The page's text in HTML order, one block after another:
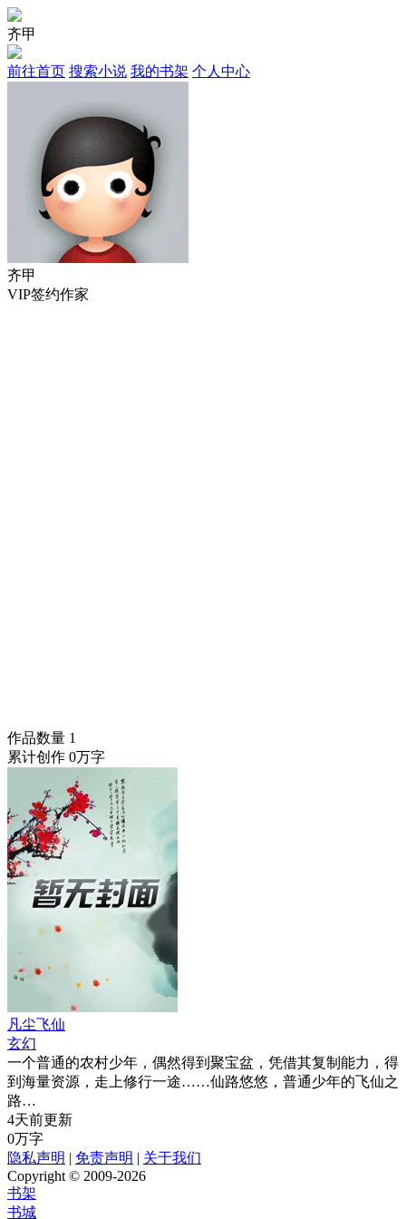
齐甲
前往首页 搜索小说 我的书架 个人中心
齐甲
VIP签约作家
作品数量 1
累计创作 0万字
凡尘飞仙
玄幻
一个普通的农村少年，偶然得到聚宝盆，凭借其复制能力，得
到海量资源，走上修行一途……仙路悠悠，普通少年的飞仙之
路…
4天前更新
0万字
隐私声明 | 免责声明 | 关于我们
Copyright © 2009-2026
书架
书城